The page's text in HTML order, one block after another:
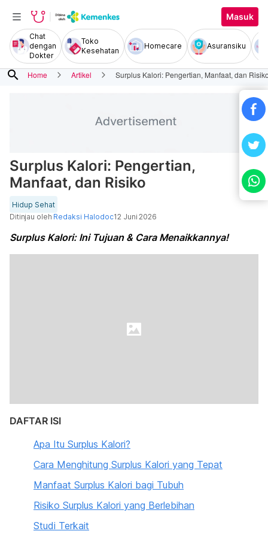
Masuk
Chat
dengan
Dokter
Toko
Kesehatan
Homecare Asuransiku
search Home Artikel Surplus Kalori: Pengertian, Manfaat, dan
Surplus Kalori: Pengertian,
Manfaat, dan Risiko
Hidup Sehat
Ditinjau oleh Redaksi Halodoc12 Juni 2026
Surplus Kalori: Ini Tujuan & Cara Menaikkannya!
DAFTAR ISI
Apa Itu Surplus Kalori?
Cara Menghitung Surplus Kalori yang Tepat
Manfaat Surplus Kalori bagi Tubuh
Risiko Surplus Kalori yang Berlebihan
Studi Terkait